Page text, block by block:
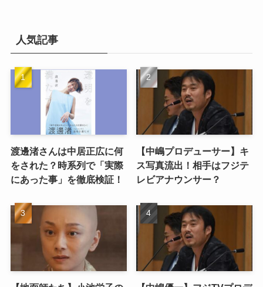
人気記事
渡邊渚さんは中居正広に何
をされた？時系列で「実際
にあった事」を徹底検証！
【中嶋プロデューサー】キ
ス写真流出！相手はフジテ
レビアナウンサー？